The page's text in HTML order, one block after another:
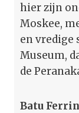
hier zijn
Moskee,
en vredige
Museum,
de
Batu